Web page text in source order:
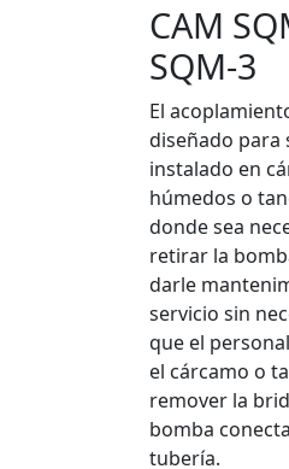
CAM
SQM-3
El
diseñado para
instalado en
húmedos o
donde sea
retirar la
darle
servicio sin
que el
el cárcamo o
remover la
bomba
tubería.